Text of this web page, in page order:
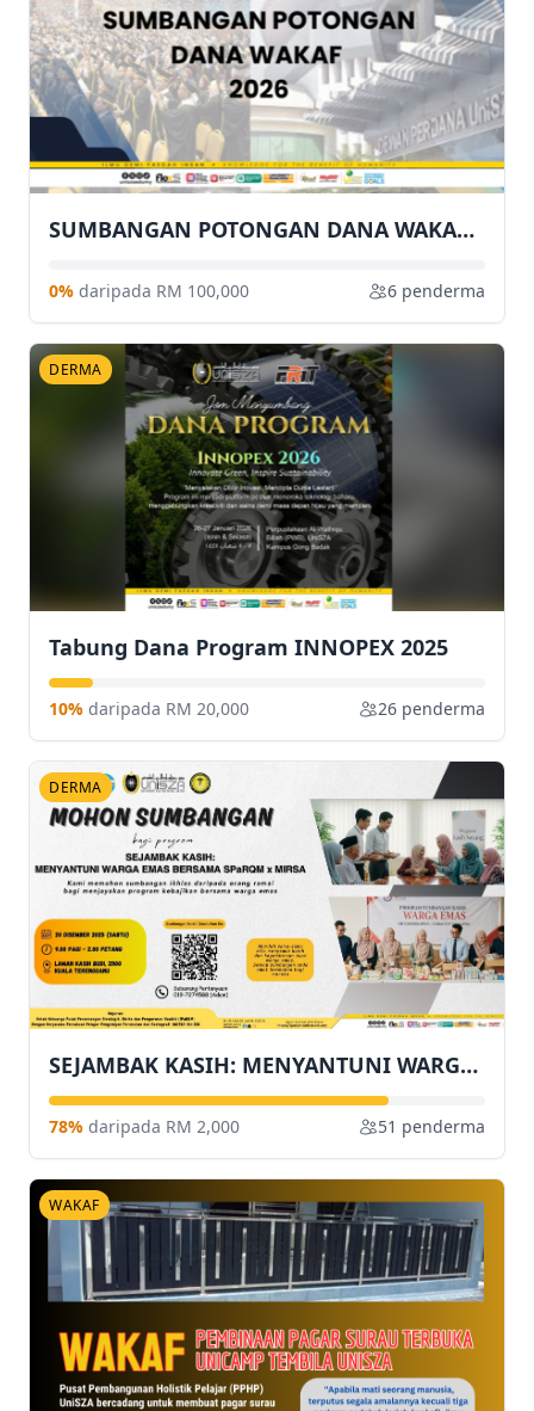
SUMBANGAN POTONGAN DANA WAKAF 2026
0% daripada RM 100,000 6 penderma
DERMA
Tabung Dana Program INNOPEX 2025
10% daripada RM 20,000 26 penderma
DERMA
SEJAMBAK KASIH: MENYANTUNI WARGA EMAS
78% daripada RM 2,000 51 penderma
WAKAF